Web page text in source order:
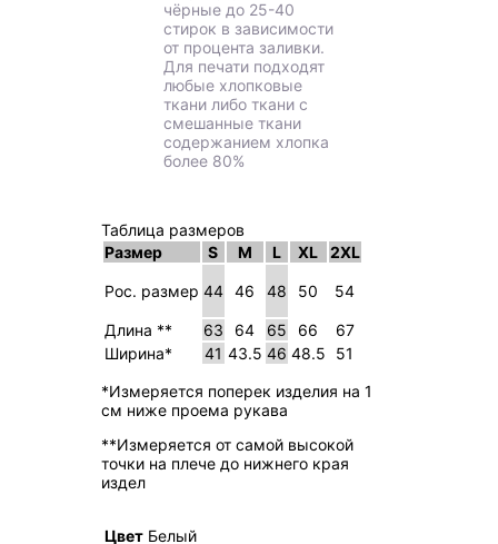
чёрные до 25-40
стирок в зависимости
от процента заливки.
Для печати подходят
любые хлопковые
ткани либо ткани с
смешанные ткани
содержанием хлопка
более 80%
Таблица размеров
Размер
S M L XL 2XL
Рос. размер 44 46 48 50 54
Длина ** 63 64 65 66
67
Ширина*
41 43.5 46 48.5
51
*Измеряется поперек изделия на 1
см ниже проема рукава
**Измеряется от самой высокой
точки на плече до нижнего края
издел
Цвет Белый